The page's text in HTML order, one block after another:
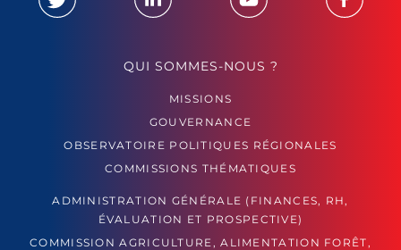
QUI SOMMES-NOUS ?
MISSIONS
GOUVERNANCE
OBSERVATOIRE POLITIQUES RÉGIONALES
COMMISSIONS THÉMATIQUES
ADMINISTRATION GÉNÉRALE (FINANCES, RH,
ÉVALUATION ET PROSPECTIVE)
COMMISSION AGRICULTURE, ALIMENTATION FORÊT,